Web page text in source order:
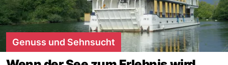
Genuss und Sehnsucht